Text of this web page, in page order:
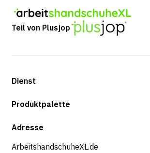
Teil von Plusjop
Dienst
Zahlungsmöglichkeiten
Rücksendungen und Service
Produktpalette
Shop
Adresse
ArbeitshandschuheXL.de